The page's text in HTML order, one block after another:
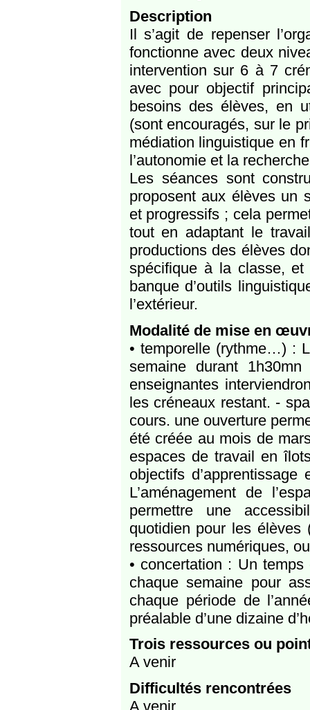
Description
Il s’agit de repenser
fonctionne avec deux
intervention sur 6 à 7
avec pour objectif
besoins des élèves, en
(sont encouragés, sur le
médiation linguistique en
l’autonomie et la
Les séances sont
proposent aux élèves un
et progressifs ; cela
tout en adaptant le
productions des élèves
spécifique à la classe, et
banque d’outils
l’extérieur.
Modalité de mise en
• temporelle (rythme…) :
semaine durant
enseignantes
les créneaux restant. -
cours. une ouverture
été créée au mois de
espaces de travail en
objectifs
L’aménagement de
permettre une
quotidien pour les élèves
ressources numériques,
• concertation : Un
chaque semaine pour
chaque période de
préalable d’une dizaine
Trois ressources ou
A venir
Difficultés rencontrées
A venir